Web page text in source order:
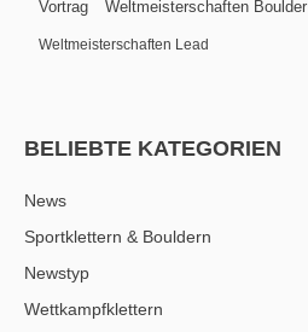
Vortrag Weltmeisterschaften Boulder
Weltmeisterschaften Lead
BELIEBTE KATEGORIEN
News
Sportklettern & Bouldern
Newstyp
Wettkampfklettern